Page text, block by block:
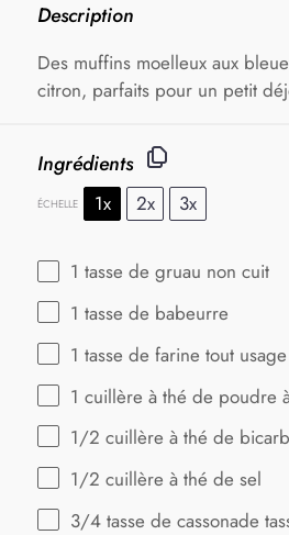
Description
Des muffins moelleux aux
citron, parfaits pour un petit
Ingrédients
ÉCHELLE 1x 2x 3x
1 tasse de gruau non cuit
1 tasse de babeurre
1 tasse de farine tout usage
1 cuillère à thé de poudre
1/2 cuillère à thé de
1/2 cuillère à thé de sel
3/4 tasse de cassonade